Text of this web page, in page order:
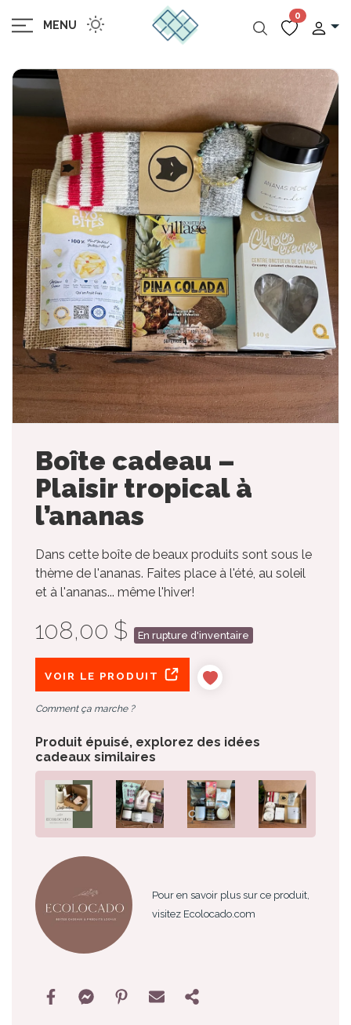
MENU
0
Boîte cadeau –
Plaisir tropical à
l’ananas
Dans cette boîte de beaux produits sont sous le
thème de l'ananas. Faites place à l'été, au soleil
et à l'ananas... même l'hiver!
108,00 $ En rupture d'inventaire
VOIR LE PRODUIT
Comment ça marche ?
Produit épuisé, explorez des idées
cadeaux similaires
Pour en savoir plus sur ce produit,
visitez Ecolocado.com